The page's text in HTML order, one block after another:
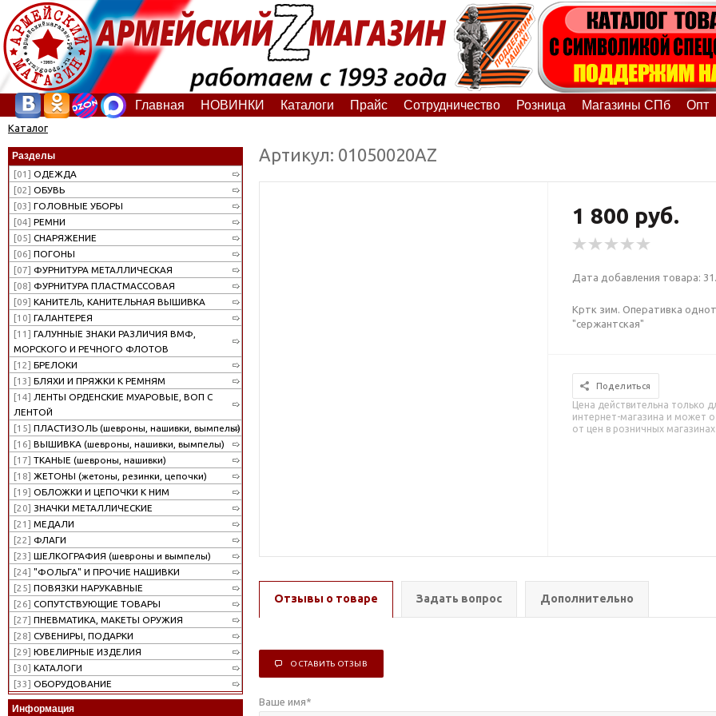
Главная НОВИНКИ Каталоги Прайс Сотрудничество Розница Магазины СПб Опт
Каталог
Разделы
[01] ОДЕЖДА
[02] ОБУВЬ
[03] ГОЛОВНЫЕ УБОРЫ
[04] РЕМНИ
[05] СНАРЯЖЕНИЕ
[06] ПОГОНЫ
[07] ФУРНИТУРА МЕТАЛЛИЧЕСКАЯ
[08] ФУРНИТУРА ПЛАСТМАССОВАЯ
[09] КАНИТЕЛЬ, КАНИТЕЛЬНАЯ ВЫШИВКА
[10] ГАЛАНТЕРЕЯ
[11] ГАЛУННЫЕ ЗНАКИ РАЗЛИЧИЯ ВМФ,
МОРСКОГО И РЕЧНОГО ФЛОТОВ
[12] БРЕЛОКИ
[13] БЛЯХИ И ПРЯЖКИ К РЕМНЯМ
[14] ЛЕНТЫ ОРДЕНСКИЕ МУАРОВЫЕ, ВОП С
ЛЕНТОЙ
[15] ПЛАСТИЗОЛЬ (шевроны, нашивки, вымпелы)
[16] ВЫШИВКА (шевроны, нашивки, вымпелы)
[17] ТКАНЫЕ (шевроны, нашивки)
[18] ЖЕТОНЫ (жетоны, резинки, цепочки)
[19] ОБЛОЖКИ И ЦЕПОЧКИ К НИМ
[20] ЗНАЧКИ МЕТАЛЛИЧЕСКИЕ
[21] МЕДАЛИ
[22] ФЛАГИ
[23] ШЕЛКОГРАФИЯ (шевроны и вымпелы)
[24] "ФОЛЬГА" И ПРОЧИЕ НАШИВКИ
[25] ПОВЯЗКИ НАРУКАВНЫЕ
[26] СОПУТСТВУЮЩИЕ ТОВАРЫ
[27] ПНЕВМАТИКА, МАКЕТЫ ОРУЖИЯ
[28] СУВЕНИРЫ, ПОДАРКИ
[29] ЮВЕЛИРНЫЕ ИЗДЕЛИЯ
[30] КАТАЛОГИ
[33] ОБОРУДОВАНИЕ
Информация
Артикул: 01050020АZ
1 800 руб.
Дата добавления товара:
Кртк зим. Оперативка
"сержантская"
Поделиться
Цена действительна только
интернет-магазина и может
от цен в розничных магазинах
Отзывы о товаре Задать вопрос Дополнительно
ОСТАВИТЬ ОТЗЫВ
Ваше имя*